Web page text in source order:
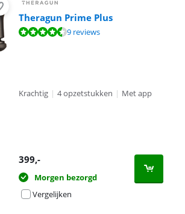
Theragun Prime Plus
de 10, gebaseerd op 9 reviews.
9 reviews
Krachtig | 4 opzetstukken | Met app
399,-
Morgen bezorgd
Vergelijken